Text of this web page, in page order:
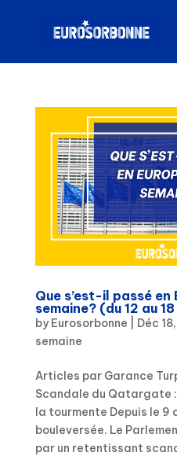
Que s’est-il passé
semaine? (du 12 au
by Eurosorbonne Déc
semaine
Articles par Garance
Scandale du Qatargate :
la tourmente Depuis le 9
bouleversée. Le
par un retentissant